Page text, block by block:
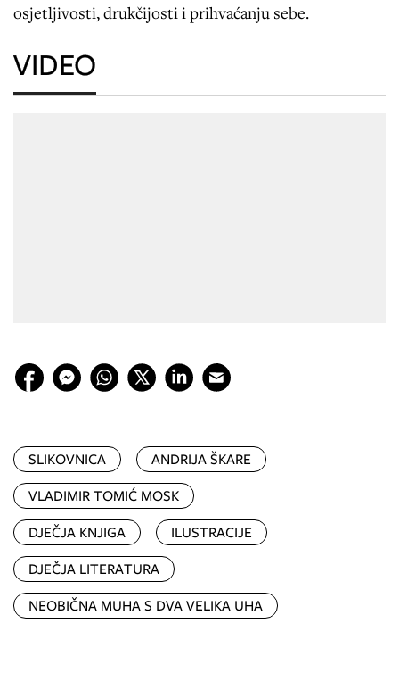
osjetljivosti, drukčijosti i prihvaćanju sebe.
VIDEO
SLIKOVNICA
ANDRIJA ŠKARE
VLADIMIR TOMIĆ MOSK
DJEČJA KNJIGA
ILUSTRACIJE
DJEČJA LITERATURA
NEOBIČNA MUHA S DVA VELIKA UHA